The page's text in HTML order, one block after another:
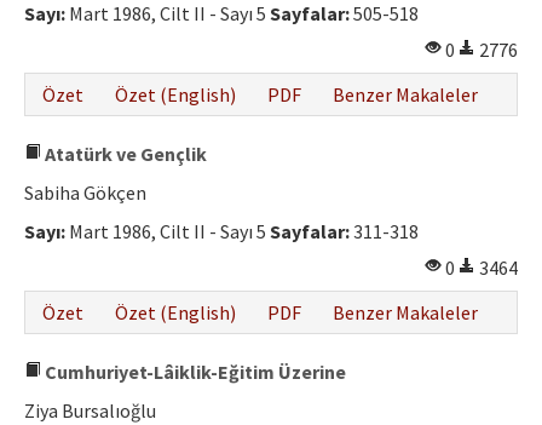
Sayı: Mart 1986, Cilt II - Sayı 5 Sayfalar:505-518
0
2776
Özet
Özet (English) PDF Benzer Makaleler
Atatürk ve Gençlik
Sabiha Gökçen
Sayı: Mart 1986, Cilt II - Sayı 5 Sayfalar:311-318
0
3464
Özet
Özet (English) PDF Benzer Makaleler
Cumhuriyet-Lâiklik-Eğitim Üzerine
Ziya Bursalıoğlu